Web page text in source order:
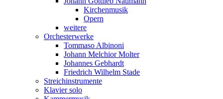
Kirchenmusik
Opern
weitere
Orchesterwerke
Tommaso Albinoni
Johann Melchior Molter
Johannes Gebhardt
Friedrich Wilhelm Stade
Streichinstrumente
Klavier solo